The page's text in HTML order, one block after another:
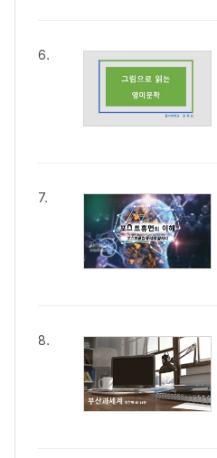
6.
7.
8.